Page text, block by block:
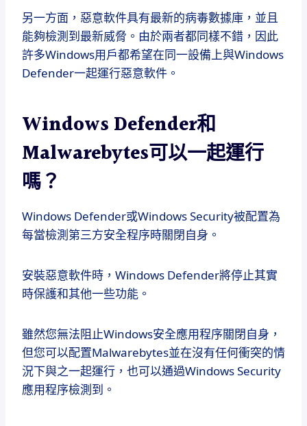
另一方面，惡意軟件具有最新的病毒數據庫，並且
能夠檢測到最新威脅。由於兩者都同樣不錯，因此
許多Windows用戶都希望在同一設備上與Windows
Defender一起運行惡意軟件。
Windows Defender和
Malwarebytes可以一起運行
嗎？
Windows Defender或Windows Security被配置為
每當檢測第三方安全程序時關閉自身。
安裝惡意軟件時，Windows Defender將停止其實
時保護和其他一些功能。
雖然您無法阻止Windows安全應用程序關閉自身，
但您可以配置Malwarebytes並在沒有任何衝突的情
況下與之一起運行，也可以通過Windows Security
應用程序檢測到。